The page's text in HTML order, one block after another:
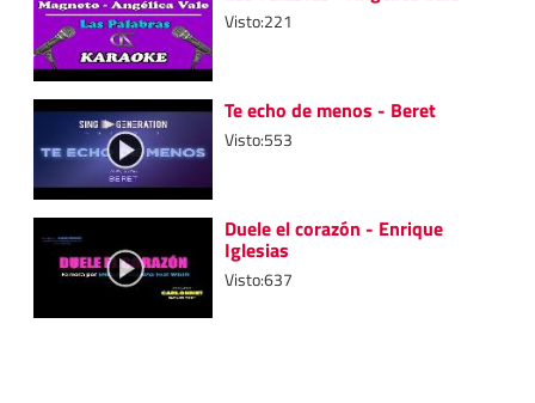
Visto:221
Te echo de menos - Beret
Visto:553
Duele el corazón - Enrique
Iglesias
Visto:637